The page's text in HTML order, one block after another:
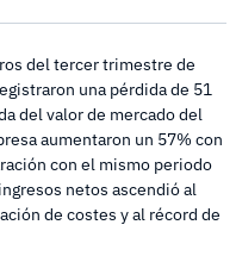
del tercer trimestre de
una pérdida de 51
del valor de mercado del
aumentaron un 57% con
con el mismo periodo
netos ascendió al
de costes y al récord de